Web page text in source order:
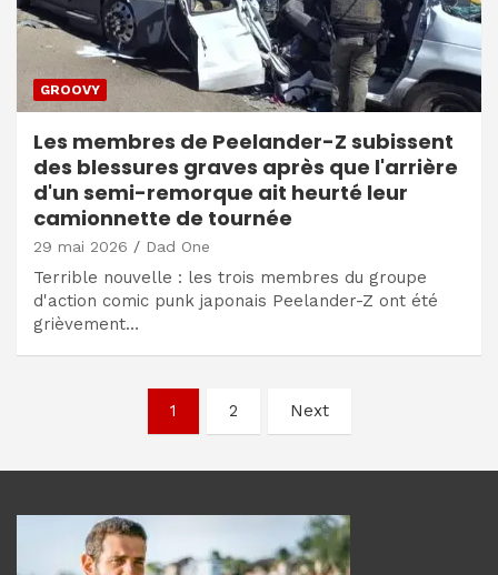
GROOVY
Les membres de Peelander-Z subissent
des blessures graves après que l'arrière
d'un semi-remorque ait heurté leur
camionnette de tournée
29 mai 2026 Dad One
Terrible nouvelle : les trois membres du groupe
d'action comic punk japonais Peelander-Z ont été
grièvement…
articles
1 2 Next